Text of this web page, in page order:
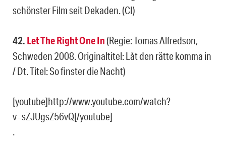
schönster Film seit Dekaden. (CI)
42. Let The Right One In(Regie: Tomas Alfredson,
Schweden 2008. Originaltitel: Låt den rätte komma in
/ Dt. Titel: So finster die Nacht)
[youtube]http://www.youtube.com/watch?
v=sZJUgsZ56vQ[/youtube]
.